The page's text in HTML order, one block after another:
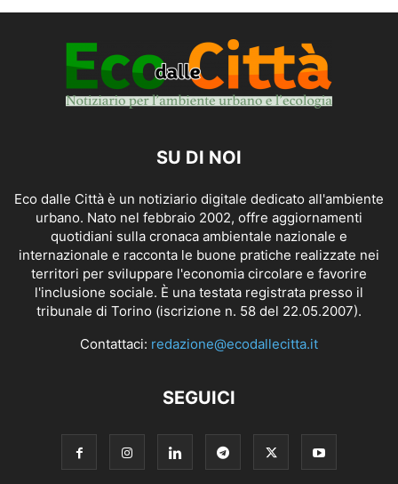
SU DI NOI
Eco dalle Città è un notiziario digitale dedicato all'ambiente
urbano. Nato nel febbraio 2002, offre aggiornamenti
quotidiani sulla cronaca ambientale nazionale e
internazionale e racconta le buone pratiche realizzate nei
territori per sviluppare l'economia circolare e favorire
l'inclusione sociale. È una testata registrata presso il
tribunale di Torino (iscrizione n. 58 del 22.05.2007).
Contattaci: redazione@ecodallecitta.it
SEGUICI